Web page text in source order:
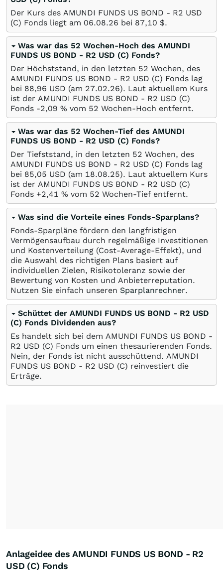
Der Kurs des AMUNDI FUNDS US BOND - R2 USD
(C) Fonds liegt am 06.08.26 bei 87,10 $.
Was war das 52 Wochen-Hoch des AMUNDI
FUNDS US BOND - R2 USD (C) Fonds?
Der Höchststand, in den letzten 52 Wochen, des
AMUNDI FUNDS US BOND - R2 USD (C) Fonds lag
bei 88,96 USD (am 27.02.26). Laut aktuellem Kurs
ist der AMUNDI FUNDS US BOND - R2 USD (C)
Fonds -2,09 % vom 52 Wochen-Hoch entfernt.
Was war das 52 Wochen-Tief des AMUNDI
FUNDS US BOND - R2 USD (C) Fonds?
Der Tiefststand, in den letzten 52 Wochen, des
AMUNDI FUNDS US BOND - R2 USD (C) Fonds lag
bei 85,05 USD (am 18.08.25). Laut aktuellem Kurs
ist der AMUNDI FUNDS US BOND - R2 USD (C)
Fonds +2,41 % vom 52 Wochen-Tief entfernt.
Was sind die Vorteile eines Fonds-Sparplans?
Fonds-Sparpläne fördern den langfristigen
Vermögensaufbau durch regelmäßige Investitionen
und Kostenverteilung (Cost-Average-Effekt), und
die Auswahl des richtigen Plans basiert auf
individuellen Zielen, Risikotoleranz sowie der
Bewertung von Kosten und Anbieterreputation.
Nutzen Sie einfach unseren Sparplanrechner.
Schüttet der AMUNDI FUNDS US BOND - R2 USD
(C) Fonds Dividenden aus?
Es handelt sich bei dem AMUNDI FUNDS US BOND -
R2 USD (C) Fonds um einen thesaurierenden Fonds.
Nein, der Fonds ist nicht ausschüttend. AMUNDI
FUNDS US BOND - R2 USD (C) reinvestiert die
Erträge.
Anlageidee des AMUNDI FUNDS US BOND - R2
USD (C) Fonds